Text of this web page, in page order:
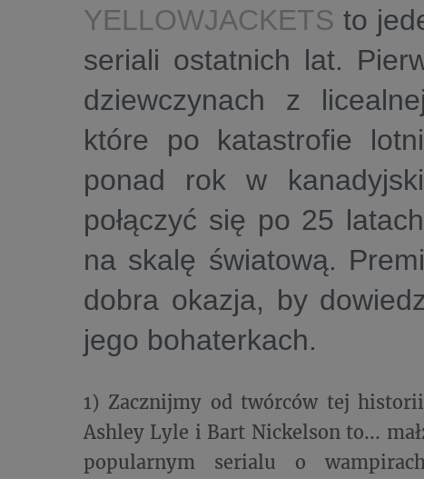
YELLOWJACKETS to
seriali ostatnich lat.
dziewczynach z
które po katastrofie
ponad rok w
połączyć się po 25
na skalę światową.
dobra okazja, by
jego bohaterkach.
1) Zacznijmy od twórców tej
Ashley Lyle i Bart Nickelson to...
popularnym serialu o